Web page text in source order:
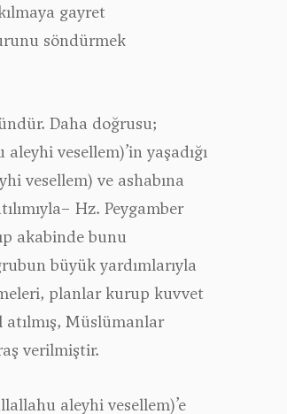
gayret
söndürmek
Daha doğrusu;
vesellem)’in yaşadığı
vesellem) ve ashabına
Hz. Peygamber
akabinde bunu
büyük yardımlarıyla
planlar kurup kuvvet
Müslümanlar
verilmiştir.
aleyhi vesellem)’e